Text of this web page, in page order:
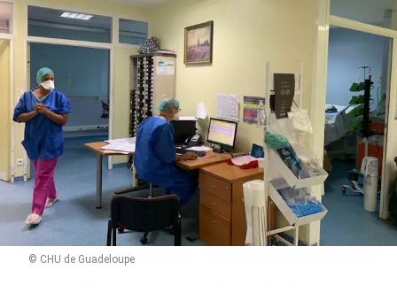
Grandes figures des Outre-mer : Jane et
Paulette Nardal, les sœurs martiniquaises au
cœur du mouvement de la négritude
le 09/08/2026
© CHU de Guadeloupe